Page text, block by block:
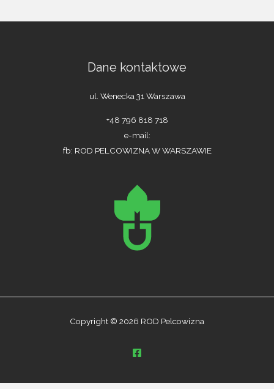
Dane kontaktowe
ul. Wenecka 31 Warszawa
+48 796 818 718
e-mail:
fb: ROD PELCOWIZNA W WARSZAWIE
Copyright © 2026 ROD Pelcowizna